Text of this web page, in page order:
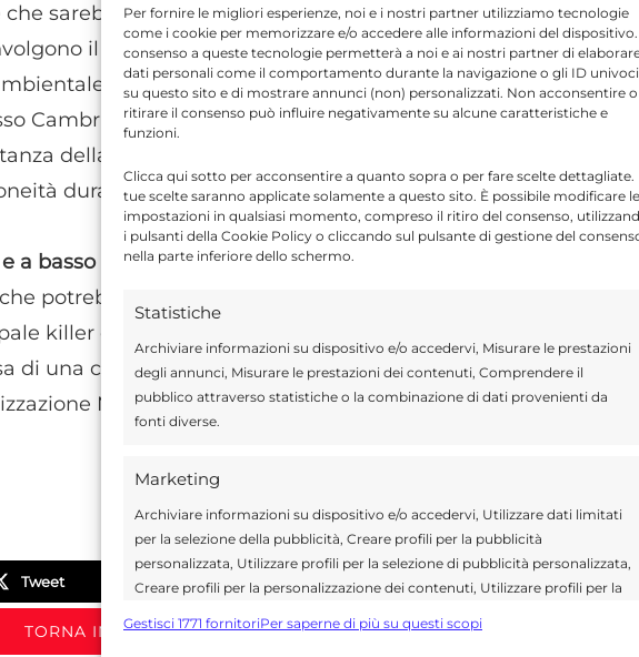
Per fornire le migliori esperienze, noi e i nostri partner utilizziamo tecnologie
come i cookie per memorizzare e/o accedere alle informazioni del
consenso a queste tecnologie permetterà a noi e ai nostri partner di
dati personali come il comportamento durante la navigazione o gli ID univoci
su questo sito e di mostrare annunci (non) personalizzati. Non acconsentire o
ritirare il consenso può influire negativamente su alcune caratteristiche e
funzioni.
Clicca qui sotto per acconsentire a quanto sopra o per fare scelte dettagliate.
tue scelte saranno applicate solamente a questo sito. È possibile modificare le
impostazioni in qualsiasi momento, compreso il ritiro del consenso,
i pulsanti della Cookie Policy o cliccando sul pulsante di gestione del
nella parte inferiore dello schermo.
Statistiche
Archiviare informazioni su dispositivo e/o accedervi, Misurare le prestazioni
degli annunci, Misurare le prestazioni dei contenuti, Comprendere il
pubblico attraverso statistiche o la combinazione di dati provenienti da
fonti diverse.
Marketing
Archiviare informazioni su dispositivo e/o accedervi, Utilizzare dati limitati
per la selezione della pubblicità, Creare profili per la pubblicità
personalizzata, Utilizzare profili per la selezione di pubblicità personalizzata,
Creare profili per la personalizzazione dei contenuti, Utilizzare profili per la
Utilizzare dati limitati per la selezione dei contenuti.
Gestisci 1771 fornitoriPer saperne di più su questi scopi
sarebbe più economico e più facile da completare
il tapis roulant. Il professor Stefanos Kales, del
presso la Harvard Chan School e direttore della
Cambridge Health Alliance, ha commentato: "Questo
della forma fisica sulla salute e perché i medici
durante gli incontri clinici".
a basso costoper predire il rischio di una persona che
potrebbe aiutare a invertire la tendenza delle malattie
killer del mondo. Ogni anno, circa 17,9 milioni di
di una condizione cardiovascolare, pari al 31% dei
Mondiale della Sanità.
Tweet Send Share
TORNA IN SALUTE E BENESSERE